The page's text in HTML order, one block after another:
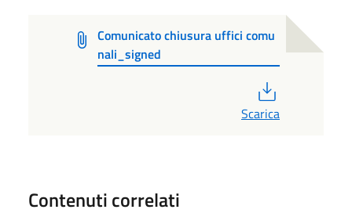
Comunicato chiusura uffici comu
nali_signed
Scarica
Contenuti correlati